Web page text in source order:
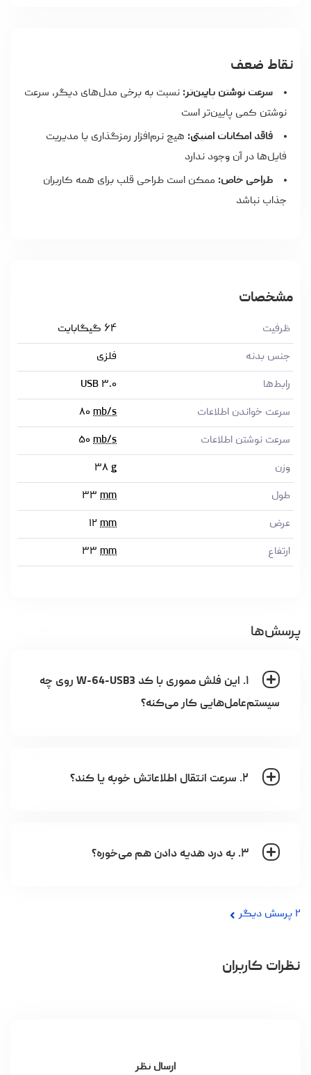
نقاط ضعف
سرعت نوشتن پایین‌تر: نسبت به برخی مدل‌های دیگر، سرعت
نوشتن کمی پایین‌تر است
فاقد امکانات امنیتی: هیچ نرم‌افزار رمزگذاری یا مدیریت
فایل‌ها در آن وجود ندارد
طراحی خاص: ممکن است طراحی قلب برای همه کاربران
جذاب نباشد
مشخصات
ظرفیت
۶۴ گیگابایت
جنس بدنه
فلزی
رابط‌ها
USB ۳.۰
سرعت خواندن اطلاعات
۸۰ mb/s
سرعت نوشتن اطلاعات
۵۰ mb/s
وزن
۳۸ g
طول
۳۳ mm
عرض
۱۲ mm
ارتفاع
۳۳ mm
پرسش‌ها
۱. این فلش مموری با کد W-64-USB3 روی چه
سیستم‌عامل‌هایی کار می‌کنه؟
۲. سرعت انتقال اطلاعاتش خوبه یا کند؟
۳. به درد هدیه دادن هم می‌خوره؟
۲ پرسش دیگر
نظرات کاربران
ارسال نظر